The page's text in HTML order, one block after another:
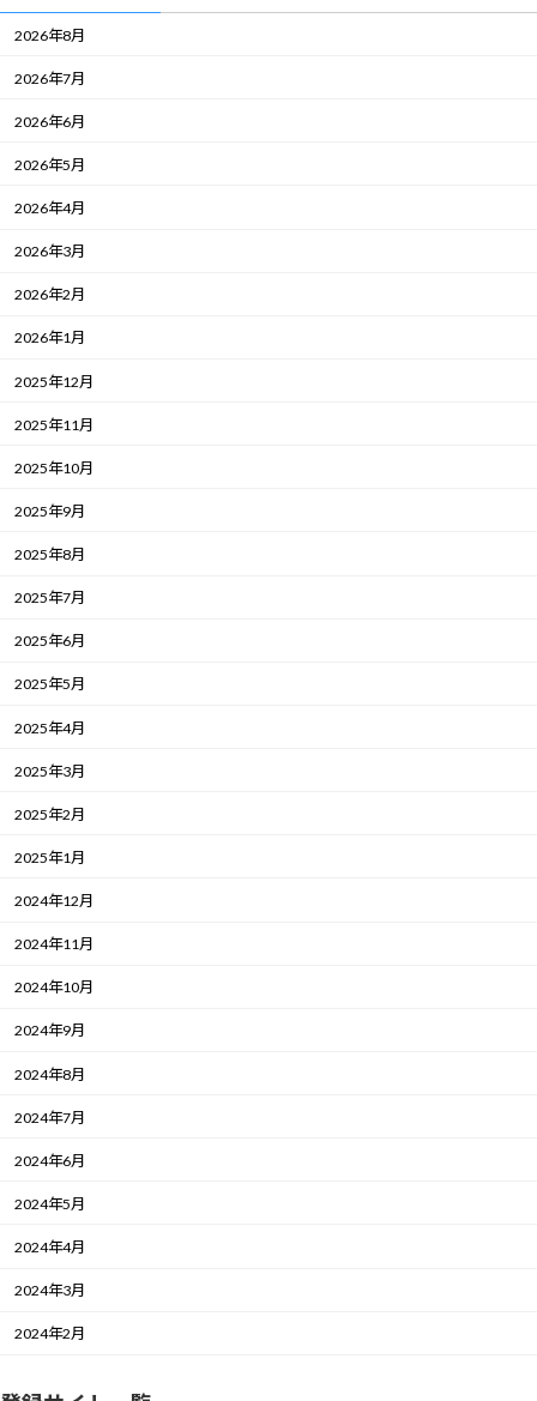
2026年8月
2026年7月
2026年6月
2026年5月
2026年4月
2026年3月
2026年2月
2026年1月
2025年12月
2025年11月
2025年10月
2025年9月
2025年8月
2025年7月
2025年6月
2025年5月
2025年4月
2025年3月
2025年2月
2025年1月
2024年12月
2024年11月
2024年10月
2024年9月
2024年8月
2024年7月
2024年6月
2024年5月
2024年4月
2024年3月
2024年2月